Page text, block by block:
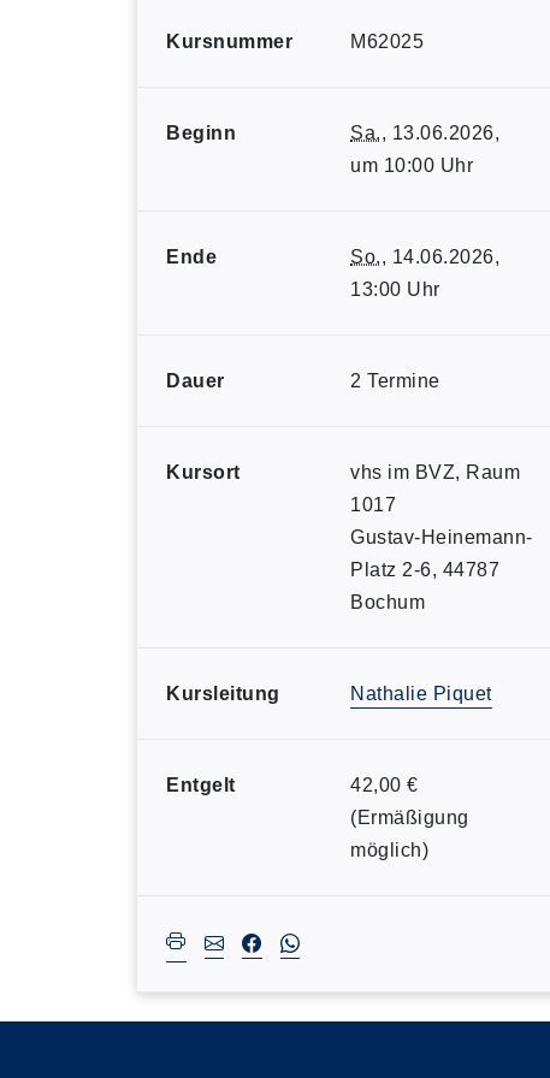
Kursnummer M62025
Beginn Sa., 13.06.2026,
um 10:00 Uhr
Ende So., 14.06.2026,
13:00 Uhr
Dauer 2 Termine
Kursort
vhs im BVZ, Raum
1017
Gustav-Heinemann-
Platz 2-6, 44787
Bochum
Kursleitung Nathalie Piquet
Entgelt
42,00 €
(Ermäßigung
möglich)